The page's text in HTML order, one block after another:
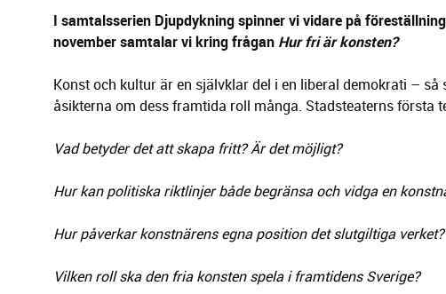
e
r
n
g
I samtalsserien Djupdykning spinner vi vidare på
november samtalar vi kring frågan Hur fri är konsten?
Konst och kultur är en självklar del i en liberal demokrati –
åsikterna om dess framtida roll många. Stadsteaterns
Vad betyder det att skapa fritt? Är det möjligt?
Hur kan politiska riktlinjer både begränsa och vidga en
Hur påverkar konstnärens egna position det slutgiltiga verket?
Vilken roll ska den fria konsten spela i framtidens Sverige?